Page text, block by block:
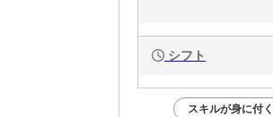
シフト
スキルが身に付く